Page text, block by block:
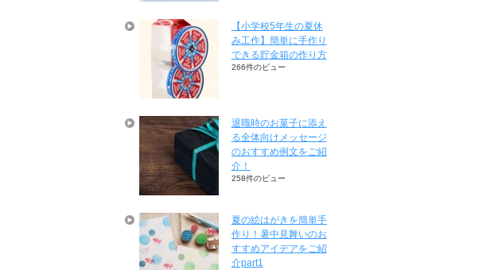
【小学校5年生の夏休
み工作】簡単に手作り
できる貯金箱の作り方
266件のビュー
退職時のお菓子に添え
る全体向けメッセージ
のおすすめ例文をご紹
介！
258件のビュー
夏の絵はがきを簡単手
作り！暑中見舞いのお
すすめアイデアをご紹
介part1